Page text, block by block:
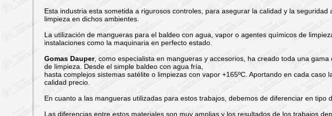
Esta industria esta sometida a rigurosos controles, para asegurar la calidad y la
limpieza en dichos ambientes.
La utilización de mangueras para el baldeo con agua, vapor o agentes químicos de
instalaciones como la maquinaria en perfecto estado.
Gomas Dauper, como especialista en mangueras y accesorios, ha creado toda una
de limpieza. Desde el simple baldeo con agua fría,
hasta complejos sistemas satélite o limpiezas con vapor +165ºC. Aportando en cada
calidad precio.
En cuanto a las mangueras utilizadas para estos trabajos, debemos de diferenciar en tipo
Las diferencias entre estos materiales son muy amplias y los resultados de los trabajos